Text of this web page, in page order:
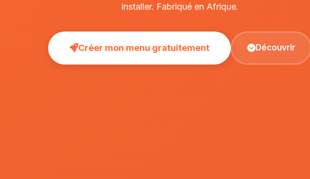
installer. Fabriqué en Afrique.
Créer mon menu gratuitement Découvrir